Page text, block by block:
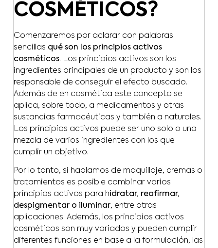
COSMÉTICOS?
Comenzaremos por aclarar con palabras
sencillas qué son los principios activos
cosméticos. Los principios activos son los
ingredientes principales de un producto y son los
responsable de conseguir el efecto buscado.
Además de en cosmética este concepto se
aplica, sobre todo, a medicamentos y otras
sustancias farmacéuticas y también a naturales.
Los principios activos puede ser uno solo o una
mezcla de varios ingredientes con los que
cumplir un objetivo.
Por lo tanto, si hablamos de maquillaje, cremas o
tratamientos es posible combinar varios
principios activos para hidratar, reafirmar,
despigmentar o iluminar, entre otras
aplicaciones. Además, los principios activos
cosméticos son muy variados y pueden cumplir
diferentes funciones en base a la formulación, las